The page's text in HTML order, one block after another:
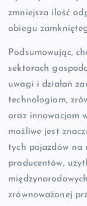
zmniejsza ilość
obiegu
Podsumowując,
sektorach
uwagi i działań
technologiom,
oraz innowacjom
możliwe jest
tych pojazdów na
producentów,
zrównoważonej